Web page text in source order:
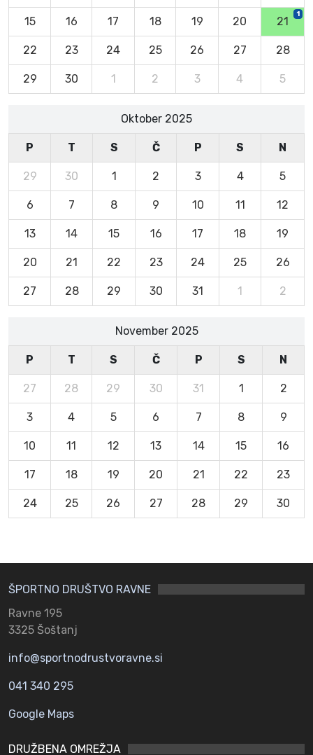
15 16 17 18 19 20 21
1
22 23 24 25 26 27 28
29 30 1 2 3 4 5
Oktober 2025
P T S Č P S N
29 30 1 2 3 4 5
6 7 8 9 10 11 12
13 14 15 16 17 18 19
20 21 22 23 24 25 26
27 28 29 30 31 1 2
November 2025
P T S Č P S N
27 28 29 30 31 1 2
3 4 5 6 7 8 9
10 11 12 13 14 15 16
17 18 19 20 21 22 23
24 25 26 27 28 29 30
ŠPORTNO DRUŠTVO RAVNE
Ravne 195
3325 Šoštanj
info@sportnodrustvoravne.si
041 340 295
Google Maps
DRUŽBENA OMREŽJA